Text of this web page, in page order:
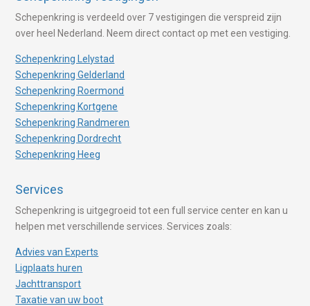
Schepenkring is verdeeld over 7 vestigingen die verspreid zijn
over heel Nederland. Neem direct contact op met een vestiging.
Schepenkring Lelystad
Schepenkring Gelderland
Schepenkring Roermond
Schepenkring Kortgene
Schepenkring Randmeren
Schepenkring Dordrecht
Schepenkring Heeg
Services
Schepenkring is uitgegroeid tot een full service center en kan u
helpen met verschillende services. Services zoals:
Advies van Experts
Ligplaats huren
Jachttransport
Taxatie van uw boot